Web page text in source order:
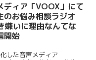
ディア「VOOX」にて
のお悩み相談ラジオ
嫌いに理由なんてな
開始
した音声メディア